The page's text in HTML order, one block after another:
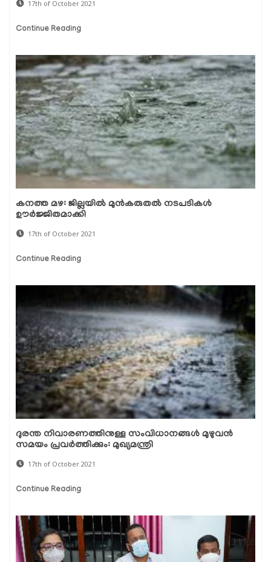
17th of October 2021
Continue Reading
കനത്ത മഴ: ജില്ലയില്‍ മുന്‍കരുതല്‍ നടപടികള്‍
ഊര്‍ജ്ജിതമാക്കി
17th of October 2021
Continue Reading
ദുരന്ത നിവാരണത്തിനുള്ള സംവിധാനങ്ങൾ മുഴുവൻ
സമയം പ്രവർത്തിക്കും: മുഖ്യമന്ത്രി
17th of October 2021
Continue Reading